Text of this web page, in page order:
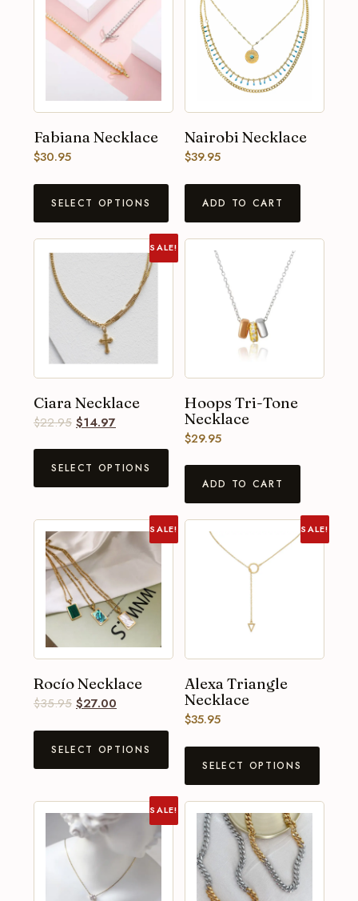
Fabiana Necklace
$30.95
SELECT OPTIONS
Nairobi Necklace
$39.95
ADD TO CART
SALE!
Ciara Necklace
$22.95 $14.97
SELECT OPTIONS
Hoops Tri-Tone
Necklace
$29.95
ADD TO CART
SALE!
Rocío Necklace
$35.95 $27.00
SELECT OPTIONS
SALE!
Alexa Triangle
Necklace
$35.95
SELECT OPTIONS
SALE!